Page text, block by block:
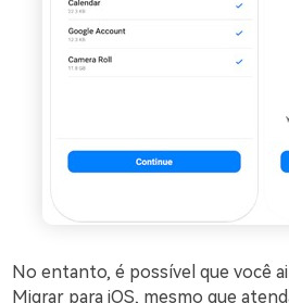
No entanto, é possível que você
Migrar para iOS, mesmo que